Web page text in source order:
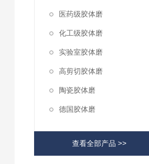
医药级胶体磨
化工级胶体磨
实验室胶体磨
高剪切胶体磨
陶瓷胶体磨
德国胶体磨
查看全部产品 >>